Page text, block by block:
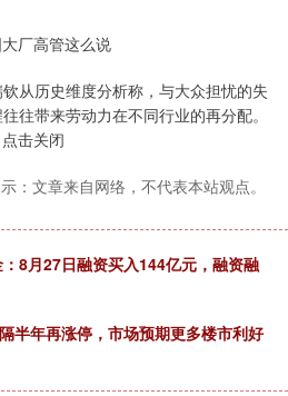
厂高管这么说
从历史维度分析称，与大众担忧的失
往带来劳动力在不同行业的再分配。
击关闭
：文章来自网络，不代表本站观点。
8月27日融资买入144亿元，融资融
半年再涨停，市场预期更多楼市利好